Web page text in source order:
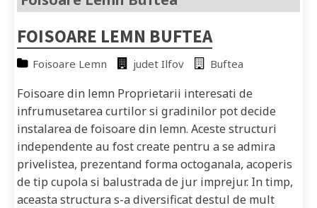
FOISOARE LEMN BUFTEA
Foisoare Lemn judet Ilfov Buftea
Foisoare din lemn Proprietarii interesati de
infrumusetarea curtilor si gradinilor pot decide
instalarea de foisoare din lemn. Aceste structuri
independente au fost create pentru a se admira
privelistea, prezentand forma octoganala, acoperis
de tip cupola si balustrada de jur imprejur. In timp,
aceasta structura s-a diversificat destul de mult